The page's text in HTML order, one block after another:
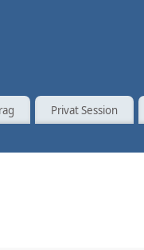
Privat Session